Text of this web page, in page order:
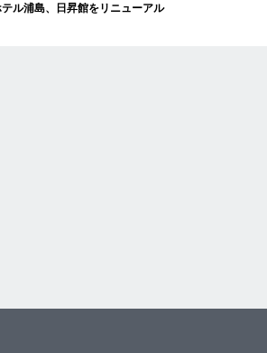
ル浦島、日昇館をリニューアル